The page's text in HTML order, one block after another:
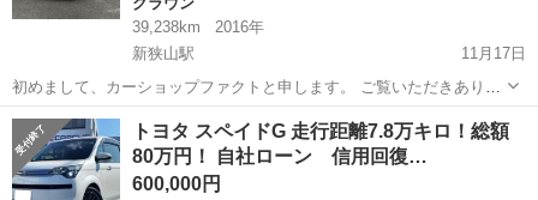
39,238km
2016年
新狭山駅
11月17日
初めまして、カーショップファクトと申します。 ご覧いただきありが
とうございます！ こちらのクラウンは、特に大きな不具合等はないお
車です🚙 また距離も4万キロとまだまだ走るお車となります！ 全世代
に人気のお車となります...
埼玉 狭山市 新狭山駅 クラウン
トヨタ スペイドG 走行距離7.8万キロ！総額
80万円！ 自社ローン 信用回復…
600,000円